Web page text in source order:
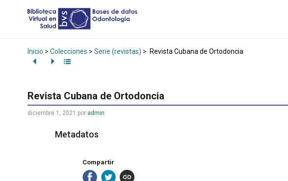
Inicio > Colecciones > Serie (revistas) > Revista Cubana de Ortodoncia
Revista Cubana de Ortodoncia
diciembre 1, 2021 por admin
Metadatos
Compartir